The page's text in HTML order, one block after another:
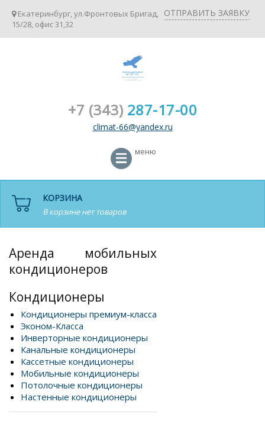
ОТПРАВИТЬ ЗАЯВКУ
Екатеринбург, ул.Фронтовых Бригад,
15/28, офис 31,32
+7 (343) 287-17-00
climat-66@yandex.ru
КОРЗИНА
В корзине нет товаров
меню
Аренда мобильных
кондиционеров
Кондиционеры
Кондиционеры премиум-класса
Эконом-Класса
Инверторные кондиционеры
Канальные кондиционеры
Кассетные кондиционеры
Мобильные кондиционеры
Потолочные кондиционеры
Настенные кондиционеры